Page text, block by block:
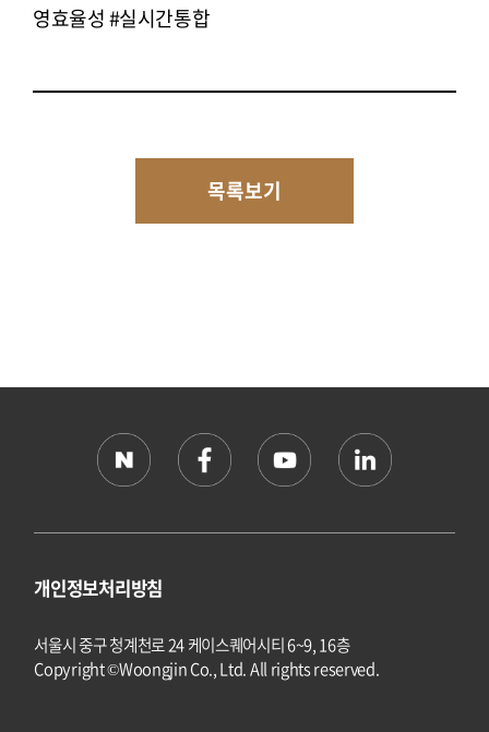
영효율성 #실시간통합
목록보기
개인정보처리방침
서울시 중구 청계천로 24 케이스퀘어시티 6~9, 16층
Copyright ©Woongjin Co., Ltd. All rights reserved.